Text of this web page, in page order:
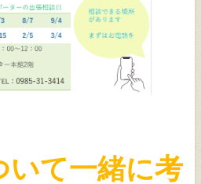
いて一緒に考